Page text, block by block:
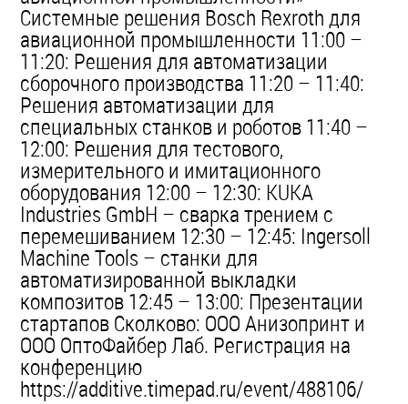
Системные решения Bosch Rexroth для
авиационной промышленности 11:00 –
11:20: Решения для автоматизации
сборочного производства 11:20 – 11:40:
Решения автоматизации для
специальных станков и роботов 11:40 –
12:00: Решения для тестового,
измерительного и имитационного
оборудования 12:00 – 12:30: KUKA
Industries GmbH – сварка трением с
перемешиванием 12:30 – 12:45: Ingersoll
Machine Tools – станки для
автоматизированной выкладки
композитов 12:45 – 13:00: Презентации
стартапов Сколково: ООО Анизопринт и
ООО ОптоФайбер Лаб. Регистрация на
конференцию
https://additive.timepad.ru/event/488106/